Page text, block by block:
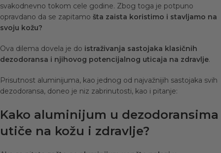
svakodnevno tokom cele godine. Zbog toga je potpuno
opravdano da se zapitamo šta zaista koristimo i stavljamo na
svoju kožu?
Ova dilema dovela je do istraživanja sastojaka klasičnih
dezodoransa i njihovog potencijalnog uticaja na zdravlje.
Prisutnost aluminijuma, kao jednog od najvažnijih sastojaka svih
dezodoransa, doneo je niz zabrinutosti, kao i pitanje:
Kako aluminijum u dezodoransima
utiče na kožu i zdravlje?